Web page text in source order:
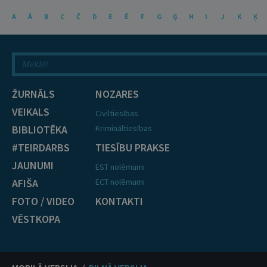
A Ā B C Č D E Ē F G Ģ H I J K Ķ
ŽURNĀLS
VEIKALS
BIBLIOTĒKA
#TEIRDARBS
JAUNUMI
AFIŠA
FOTO / VIDEO
VĒSTKOPA
NOZARES
Civiltiesības
Krimināltiesības
TIESĪBU PRAKSE
EST nolēmumi
ECT nolēmumi
KONTAKTI